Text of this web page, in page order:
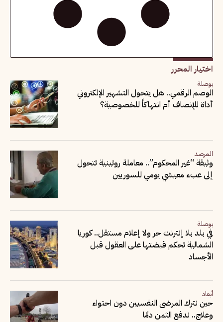
اختيار المحرر
بوصلة
الوصم الرقمي.. هل يتحول التشهير الإلكتروني
أداة للإنصاف أم انتهاكاً للخصوصية؟
المرصد
وثيقة “غير المحكوم”.. معاملة روتينية تتحول
إلى عبء معيشي يومي للسوريين
بوصلة
في بلد بلا إنترنت حر ولا إعلام مستقل.. كوريا
الشمالية تحكم قبضتها على العقول قبل
الأجساد
أبعاد
حين نترك المرضى النفسيين دون احتواء
وعلاج.. ندفع الثمن دمًا